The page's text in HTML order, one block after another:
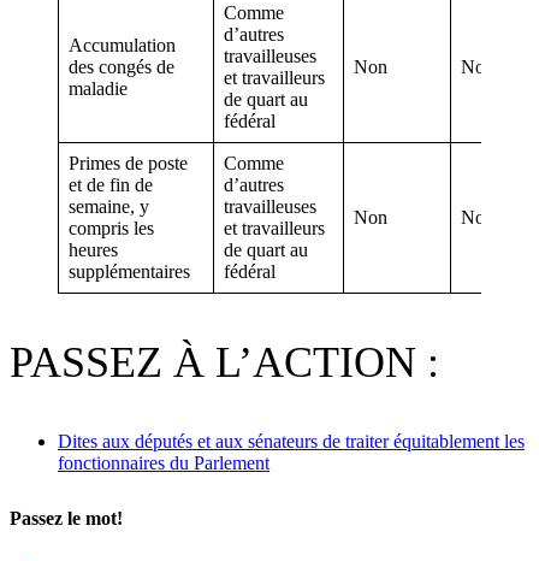
Accumulation
des congés de
maladie
Comme
d’autres
travailleuses
et travailleurs
de quart au
fédéral
Non Non
Primes de poste
et de fin de
semaine, y
compris les
heures
supplémentaires
Comme
d’autres
travailleuses
et travailleurs
de quart au
fédéral
Non Non
PASSEZ À L’ACTION :
Dites aux députés et aux sénateurs de traiter équitablement les
fonctionnaires du Parlement
Passez le mot!